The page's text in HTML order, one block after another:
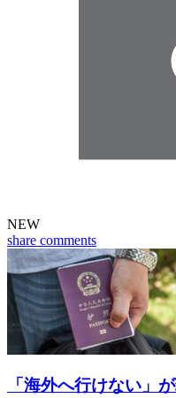
NEW
share comments
「海外へ行けない」